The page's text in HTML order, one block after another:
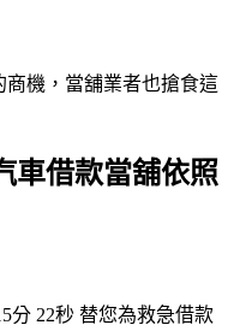
機，當舖業者也搶食這
車借款當舖依照
分 22秒 替您為救急借款